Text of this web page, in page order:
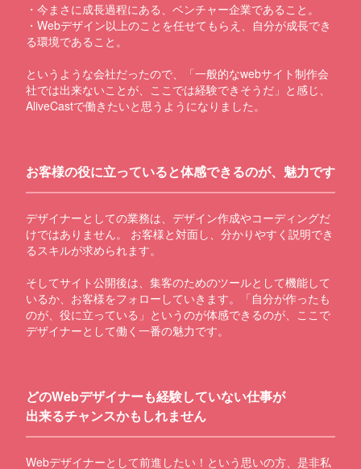
・今まさに成長過程にある、ベンチャー企業であること。
・Webデザイン以上のことを任せてもらえ、自分が成長でき
る環境であること。
というような会社だったので、「一般的なwebサイト制作会
社では出来ないことが、ここでは経験できそうだ」と感じ、
AliveCastで働きたいと思うようになりました。
お客様の役に立っていると体感できるのが、魅力です
デザイナーとしての業務は、デザイン作成やコーディングだ
けではありません。 お客様と対面し、分かりやすく説明でき
るスキルが求められます。
そしてサイト公開後は、集客のためのツールとして機能して
いるか、お客様をフォローしていきます。「自分が作ったも
のが、役に立っている」というのが体感できるのが、ここで
デザイナーとして働く一番の魅力です。
どのWebデザイナーも経験していない仕事が
出来るチャンスかもしれません
Webデザイナーとして前進したい！という思いの方、是非私